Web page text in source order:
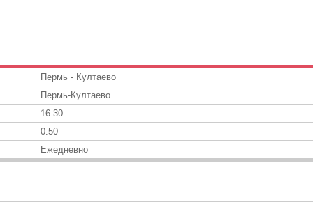
Пермь - Култаево
Пермь-Култаево
16:30
0:50
Ежедневно